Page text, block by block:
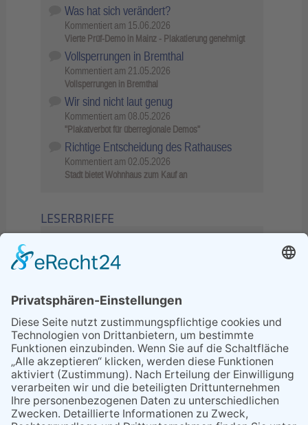
Was hat sich verändert?
Kommentiert am 15.06.2026
Vierte Prüf-Demo in Mainz - Plakatierung genehmigt
Vollsperrungen in Bremthal
Kommentiert am 21.05.2026
Vollsperrungen in Bremthal
Wir sind nicht laut genug
Kommentiert am 08.05.2026
"Plakatverbot für überregionale Demos"
Richtige Entscheidung des Rathauses
Kommentiert am 02.05.2026
Stadt bietet Wohnhaus zum Kauf an
LESERBRIEFE
Sperrung B455: Kleiner
Grenzverkehr statt weite Wege
21.04.2026
Wenn Bahn-Computer nicht
miteinander kommunizieren
11.03.2026
"Plakatverbot für überregionale
Demos"
04.02.2026
Gelbe Tonne – Ein kleiner Blick
über den Tellerand